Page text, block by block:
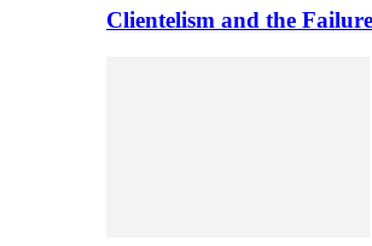
Clientelism and the